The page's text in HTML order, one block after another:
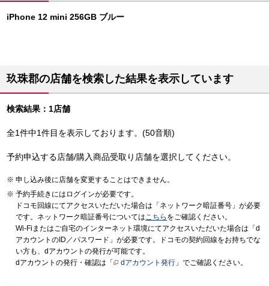
iPhone 12 mini 256GB ブルー
玖珠郡の店舗を検索した結果を表示しています
検索結果：1店舗
全1件中1件目を表示しております。(50音順)
予約申込する店舗/購入商品受取り店舗を選択してください。
申し込み後に店舗を変更することはできません。
予約手続きにはログインが必要です。
ドコモ回線にてアクセスいただいた場合は「ネットワーク暗証番号」が必要
です。ネットワーク暗証番号についてはこちら をご確認ください。
Wi-Fiまたはご自宅のインターネット環境にてアクセスいただいた場合は「d
アカウントのID／パスワード」が必要です。ドコモの契約回線をお持ちでな
い方も、dアカウントの発行が可能です。
dアカウントの発行・確認は「
dアカウント発行 」でご確認ください。